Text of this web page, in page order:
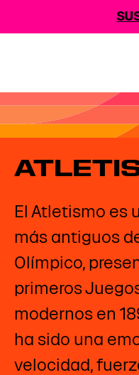
El Atletismo es
más antiguos
Olímpico,
primeros
modernos en
ha sido una
velocidad,